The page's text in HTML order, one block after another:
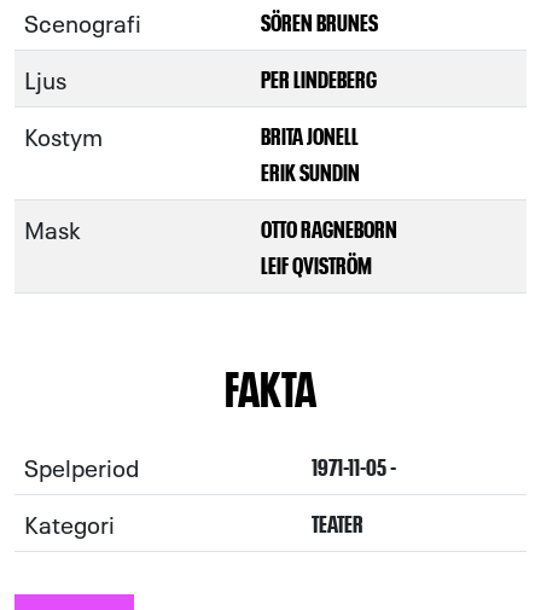
Scenografi SÖREN BRUNES
Ljus PER LINDEBERG
Kostym
BRITA JONELL
ERIK SUNDIN
Mask
OTTO RAGNEBORN
LEIF QVISTRÖM
FAKTA
Spelperiod 1971-11-05 -
Kategori TEATER